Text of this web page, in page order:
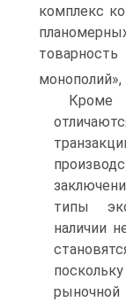
комплекс
Кроме
типы
наличии